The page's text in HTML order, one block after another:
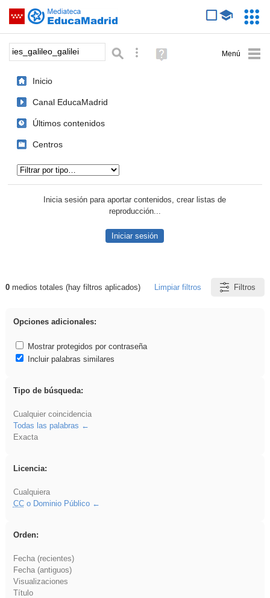
Saltar navegación
Palabra o frase: Búsqueda avanzada
Ayuda
(en
Inicio
Canal EducaMadrid
Últimos contenidos
Centros
Inicia sesión para aportar contenidos, crear listas de
reproducción...
Iniciar sesión
Resultados de: ies_galileo_galilei
0medios totales (hay filtros aplicados) Limpiar filtros Filtros
Opciones adicionales:
Mostrar protegidos por contraseña
Incluir palabras similares
Tipo de búsqueda:
Cualquier coincidencia
Todas las palabras
Exacta
Licencia:
Cualquiera
CCo Dominio Público
Orden:
Fecha (recientes)
Fecha (antiguos)
Visualizaciones
Título